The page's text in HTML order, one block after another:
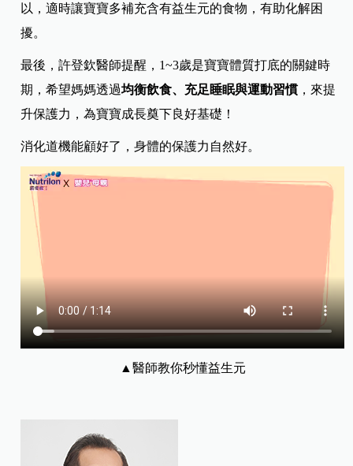
以，適時讓寶寶多補充含有益生元的食物，有助化解困
擾。
最後，許登欽醫師提醒，1~3歲是寶寶體質打底的關鍵時
期，希望媽媽透過均衡飲食、充足睡眠與運動習慣，來提
升保護力，為寶寶成長奠下良好基礎！
消化道機能顧好了，身體的保護力自然好。
▲醫師教你秒懂益生元